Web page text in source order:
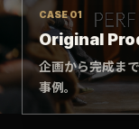
CASE 01
Original
企画から完成ま
事例。